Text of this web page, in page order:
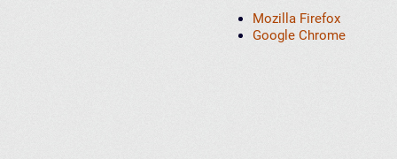
Mozilla Firefox
Google Chrome